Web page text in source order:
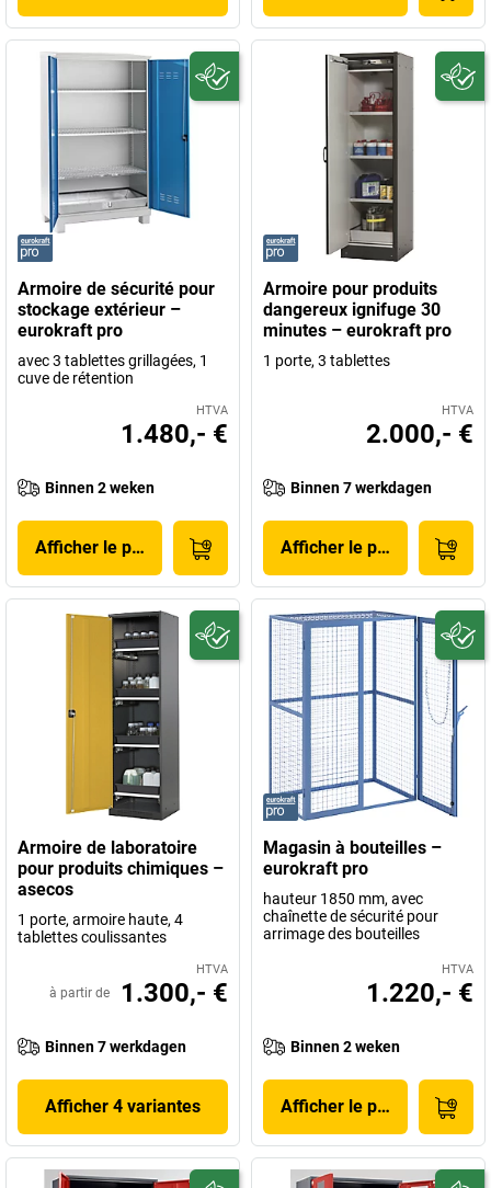
Armoire de sécurité pour
stockage extérieur –
eurokraft pro
avec 3 tablettes grillagées, 1
cuve de rétention
HTVA
1.480,- €
Binnen 2 weken
Afficher le produit
Armoire pour produits
dangereux ignifuge 30
minutes – eurokraft pro
1 porte, 3 tablettes
HTVA
2.000,- €
Binnen 7 werkdagen
Afficher le produit
Armoire de laboratoire
pour produits chimiques –
asecos
1 porte, armoire haute, 4
tablettes coulissantes
HTVA
à partir de 1.300,- €
Binnen 7 werkdagen
Afficher 4 variantes
Magasin à bouteilles –
eurokraft pro
hauteur 1850 mm, avec
chaînette de sécurité pour
arrimage des bouteilles
HTVA
1.220,- €
Binnen 2 weken
Afficher le produit